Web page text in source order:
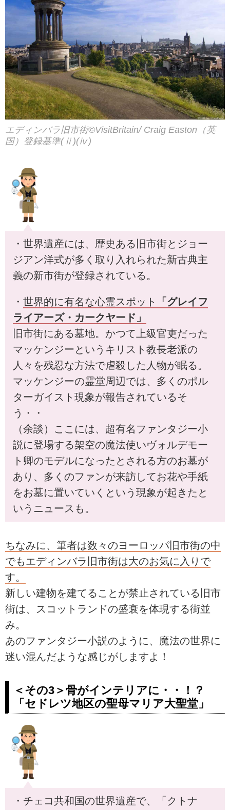
エディンバラ旧市街©︎VisitBritain/ Craig Easton（英
国）登録基準(ⅱ)(ⅳ)
・世界遺産には、歴史ある旧市街とジョー
ジアン洋式が多く取り入れられた新古典主
義の新市街が登録されている。
・ 世界的に有名な心霊スポット
「グレイフ
ライアーズ・カークヤード」
旧市街にある墓地。かつて上級官吏だった
マッケンジーというキリスト教長老派の
人々を残忍な方法で虐殺した人物が眠る。
マッケンジーの霊堂周辺では、多くのポル
ターガイスト現象が報告されているそ
う・・
（余談）ここには、超有名ファンタジー小
説に登場する架空の魔法使いヴォルデモー
ト卿のモデルになったとされる方のお墓が
あり、多くのファンが来訪してお花や手紙
をお墓に置いていくという現象が起きたと
いうニュースも。
ちなみに、筆者は数々のヨーロッパ旧市街の中
でもエディンバラ旧市街は大のお気に入りで
す。
新しい建物を建てることが禁止されている旧市
街は、スコットランドの盛衰を体現する街並
み。
あのファンタジー小説のように、魔法の世界に
迷い混んだような感じがしますよ！
＜その3＞骨がインテリアに・・！？
「セドレツ地区の聖母マリア大聖堂」
・チェコ共和国の世界遺産で、「クトナ